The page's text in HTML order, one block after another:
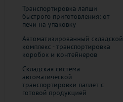
Транспортировка лапши
быстрого приготовления: от
печи на упаковку
Автоматизированный складской
комплекс - транспортировка
коробок и контейнеров
Складская система
автоматической
транспортировки паллет с
готовой продукцией